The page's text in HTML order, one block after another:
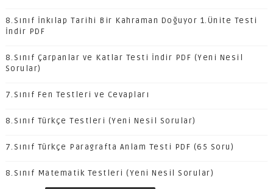
8.Sınıf İnkılap Tarihi Bir Kahraman Doğuyor 1.Ünite Testi
İndir PDF
8.Sınıf Çarpanlar ve Katlar Testi İndir PDF (Yeni Nesil
Sorular)
7.Sınıf Fen Testleri ve Cevapları
8.Sınıf Türkçe Testleri (Yeni Nesil Sorular)
7.Sınıf Türkçe Paragrafta Anlam Testi PDF (65 Soru)
8.Sınıf Matematik Testleri (Yeni Nesil Sorular)